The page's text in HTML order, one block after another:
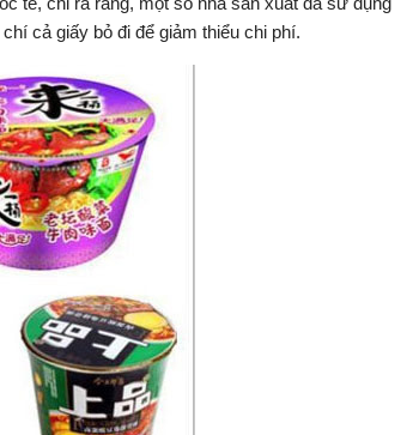
cả giấy bỏ đi để giảm thiểu chi phí.